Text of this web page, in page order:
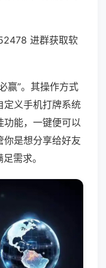
进群获取软
赢”。其操作方式
定义手机打牌系统
功能，一键便可以
你是想分享给好友
需求。